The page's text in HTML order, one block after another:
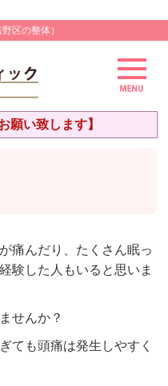
区の整体）
願い致します】
痛んだり、たくさん眠っ
験した人もいると思いま
せんか？
ても頭痛は発生しやすく